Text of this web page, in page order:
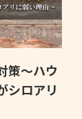
策〜ハウ
シロアリ